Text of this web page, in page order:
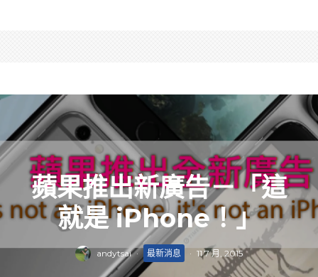
蘋果推出新廣告－「這
就是 iPhone！」
andytsai · 最新消息 · 11 7 月, 2015